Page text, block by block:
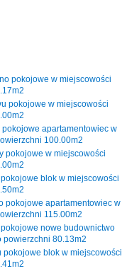
pokojowe w miejscowości
pokojowe w miejscowości
apartamentowiec w
100.00m2
pokojowe w miejscowości
blok w miejscowości
pokojowe apartamentowiec w
115.00m2
nowe budownictwo
powierzchni 80.13m2
blok w miejscowości